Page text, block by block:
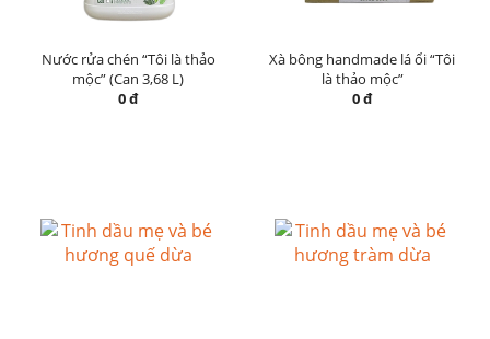
Nước rửa chén “Tôi là thảo
mộc” (Can 3,68 L)
0 đ
Xà bông handmade lá ổi “Tôi
là thảo mộc”
0 đ